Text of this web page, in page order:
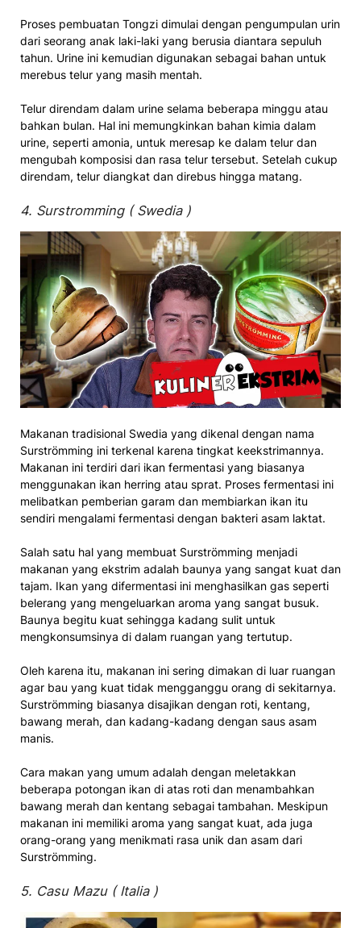
Proses pembuatan Tongzi dimulai dengan pengumpulan urin
dari seorang anak laki-laki yang berusia diantara sepuluh
tahun. Urine ini kemudian digunakan sebagai bahan untuk
merebus telur yang masih mentah.
Telur direndam dalam urine selama beberapa minggu atau
bahkan bulan. Hal ini memungkinkan bahan kimia dalam
urine, seperti amonia, untuk meresap ke dalam telur dan
mengubah komposisi dan rasa telur tersebut. Setelah cukup
direndam, telur diangkat dan direbus hingga matang.
4. Surstromming ( Swedia )
Makanan tradisional Swedia yang dikenal dengan nama
Surströmming ini terkenal karena tingkat keekstrimannya.
Makanan ini terdiri dari ikan fermentasi yang biasanya
menggunakan ikan herring atau sprat. Proses fermentasi ini
melibatkan pemberian garam dan membiarkan ikan itu
sendiri mengalami fermentasi dengan bakteri asam laktat.
Salah satu hal yang membuat Surströmming menjadi
makanan yang ekstrim adalah baunya yang sangat kuat dan
tajam. Ikan yang difermentasi ini menghasilkan gas seperti
belerang yang mengeluarkan aroma yang sangat busuk.
Baunya begitu kuat sehingga kadang sulit untuk
mengkonsumsinya di dalam ruangan yang tertutup.
Oleh karena itu, makanan ini sering dimakan di luar ruangan
agar bau yang kuat tidak mengganggu orang di sekitarnya.
Surströmming biasanya disajikan dengan roti, kentang,
bawang merah, dan kadang-kadang dengan saus asam
manis.
Cara makan yang umum adalah dengan meletakkan
beberapa potongan ikan di atas roti dan menambahkan
bawang merah dan kentang sebagai tambahan. Meskipun
makanan ini memiliki aroma yang sangat kuat, ada juga
orang-orang yang menikmati rasa unik dan asam dari
Surströmming.
5. Casu Mazu ( Italia )